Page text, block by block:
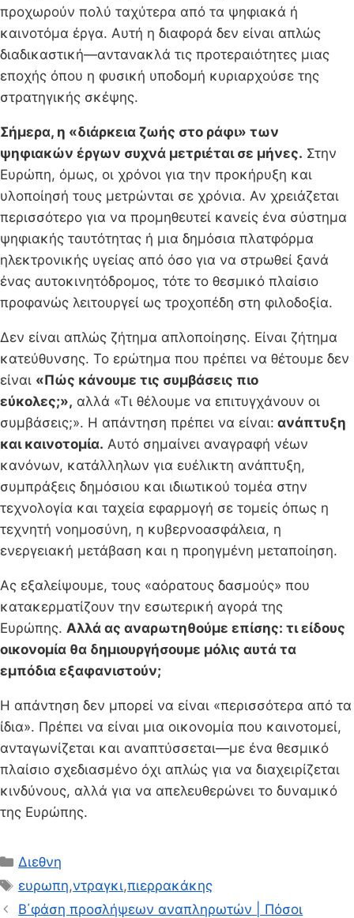
προχωρούν πολύ ταχύτερα από τα ψηφιακά ή
καινοτόμα έργα. Αυτή η διαφορά δεν είναι απλώς
διαδικαστική—αντανακλά τις προτεραιότητες μιας
εποχής όπου η φυσική υποδομή κυριαρχούσε της
στρατηγικής σκέψης.
Σήμερα, η «διάρκεια ζωής στο ράφι» των
ψηφιακών έργων συχνά μετριέται σε μήνες. Στην
Ευρώπη, όμως, οι χρόνοι για την προκήρυξη και
υλοποίησή τους μετρώνται σε χρόνια. Αν χρειάζεται
περισσότερο για να προμηθευτεί κανείς ένα σύστημα
ψηφιακής ταυτότητας ή μια δημόσια πλατφόρμα
ηλεκτρονικής υγείας από όσο για να στρωθεί ξανά
ένας αυτοκινητόδρομος, τότε το θεσμικό πλαίσιο
προφανώς λειτουργεί ως τροχοπέδη στη φιλοδοξία.
Δεν είναι απλώς ζήτημα απλοποίησης. Είναι ζήτημα
κατεύθυνσης. Το ερώτημα που πρέπει να θέτουμε δεν
είναι «Πώς κάνουμε τις συμβάσεις πιο
εύκολες;», αλλά «Τι θέλουμε να επιτυγχάνουν οι
συμβάσεις;». Η απάντηση πρέπει να είναι: ανάπτυξη
και καινοτομία. Αυτό σημαίνει αναγραφή νέων
κανόνων, κατάλληλων για ευέλικτη ανάπτυξη,
συμπράξεις δημόσιου και ιδιωτικού τομέα στην
τεχνολογία και ταχεία εφαρμογή σε τομείς όπως η
τεχνητή νοημοσύνη, η κυβερνοασφάλεια, η
ενεργειακή μετάβαση και η προηγμένη μεταποίηση.
Ας εξαλείψουμε, τους «αόρατους δασμούς» που
κατακερματίζουν την εσωτερική αγορά της
Ευρώπης. Αλλά ας αναρωτηθούμε επίσης: τι είδους
οικονομία θα δημιουργήσουμε μόλις αυτά τα
εμπόδια εξαφανιστούν;
Η απάντηση δεν μπορεί να είναι «περισσότερα από τα
ίδια». Πρέπει να είναι μια οικονομία που καινοτομεί,
ανταγωνίζεται και αναπτύσσεται—με ένα θεσμικό
πλαίσιο σχεδιασμένο όχι απλώς για να διαχειρίζεται
κινδύνους, αλλά για να απελευθερώνει το δυναμικό
της Ευρώπης.
Κατηγορίες
Διεθνη
Ετικέτες
ευρωπη,ντραγκι,πιερρακάκης
Β΄φάση προσλήψεων αναπληρωτών | Πόσοι